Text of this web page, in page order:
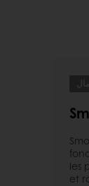
les
et